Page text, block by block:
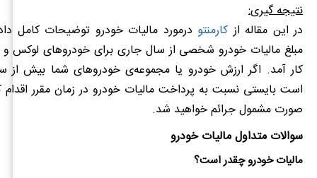
نتیجه گیری:
در این مقاله از کارمنتو درمورد مالیات خودرو توضیحات کامل
مبلغ مالیات خودرو شخصی از سال جاری برای خودروهای لوکس
کار آمد. اگر ارزش خودرو یا مجموعه‌ی خودروهای شما بیش از
است بایستی نسبت به پرداخت مالیات خودرو در زمان مقرر اقدام
صورت مشمول جرائم خواهید شد.
سوالات متداول مالیات خودرو
مالیات خودرو چقدر است؟